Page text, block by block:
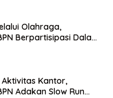
Olahraga,
Berpartisipasi Dalam
Kantor,
Adakan Slow Run